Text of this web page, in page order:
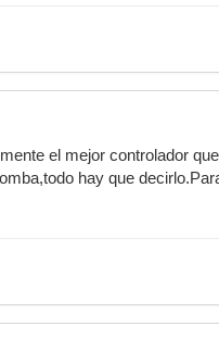
el mejor controlador
hay que